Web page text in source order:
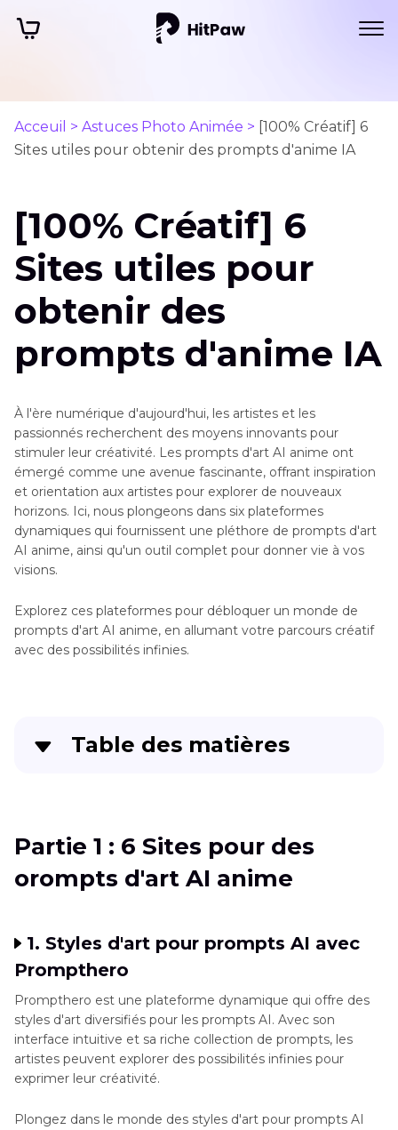
Acceuil > Astuces Photo Animée > [100% Créatif] 6
Sites utiles pour obtenir des prompts d'anime IA
[100% Créatif] 6
Sites utiles pour
obtenir des
prompts d'anime IA
À l'ère numérique d'aujourd'hui, les artistes et les
passionnés recherchent des moyens innovants pour
stimuler leur créativité. Les prompts d'art AI anime ont
émergé comme une avenue fascinante, offrant inspiration
et orientation aux artistes pour explorer de nouveaux
horizons. Ici, nous plongeons dans six plateformes
dynamiques qui fournissent une pléthore de prompts d'art
AI anime, ainsi qu'un outil complet pour donner vie à vos
visions.
Explorez ces plateformes pour débloquer un monde de
prompts d'art AI anime, en allumant votre parcours créatif
avec des possibilités infinies.
Table des matières
Partie 2
: Meilleur outil pour générer des
images d'anime IA - HitPaw FotorPea
Conclusion
Partie 1 : 6 Sites pour des
orompts d'art AI anime
1. Styles d'art pour prompts AI avec
Prompthero
Prompthero est une plateforme dynamique qui offre des
styles d'art diversifiés pour les prompts AI. Avec son
interface intuitive et sa riche collection de prompts, les
artistes peuvent explorer des possibilités infinies pour
exprimer leur créativité.
Plongez dans le monde des styles d'art pour prompts AI